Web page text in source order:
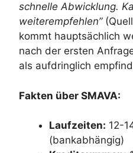
schnelle Abwicklung.
weiterempfehlen”
kommt hauptsächlich
nach der ersten
als aufdringlich
Fakten über SMAVA:
Laufzeiten: 12-
(bankabhängig)